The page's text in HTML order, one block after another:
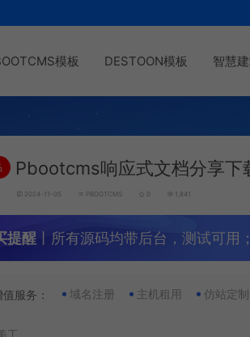
模板 DESTOON模板 智慧
Pbootcms响应式文档分享下
2024-11-05 PBOOTCMS 0 1,841
提醒 丨所有源码均带后台，测试可用
值服务： 域名注册 主机租用 仿站定制
工